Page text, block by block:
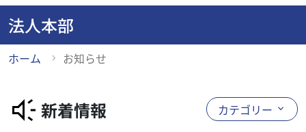
ッ
プ法人本部
ホーム お知らせ
新着情報 カテゴリー